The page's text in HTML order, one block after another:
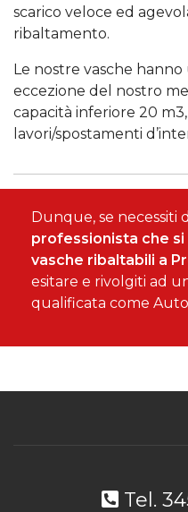
scarico veloce ed
ribaltamento.
Le nostre vasche
eccezione del nostro
capacità inferiore 20
lavori/spostamenti
Dunque, se necessiti
professionista che
vasche ribaltabili a
esitare e rivolgiti ad
qualificata come
Tel.